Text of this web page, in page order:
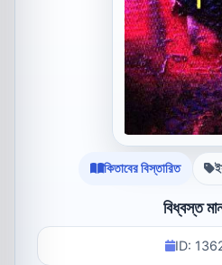
কিতাবের বিস্তারিত
বিধ্বস্ত
ID: